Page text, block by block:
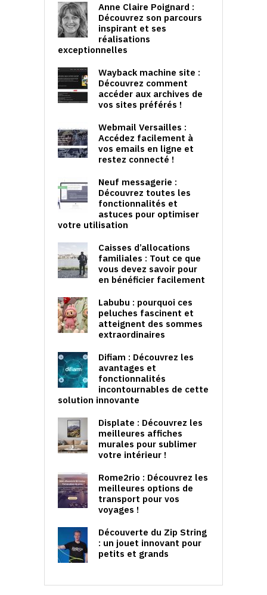
Anne Claire Poignard :
Découvrez son parcours
inspirant et ses
réalisations
exceptionnelles
Wayback machine site :
Découvrez comment
accéder aux archives de
vos sites préférés !
Webmail Versailles :
Accédez facilement à
vos emails en ligne et
restez connecté !
Neuf messagerie :
Découvrez toutes les
fonctionnalités et
astuces pour optimiser
votre utilisation
Caisses d’allocations
familiales : Tout ce que
vous devez savoir pour
en bénéficier facilement
Labubu : pourquoi ces
peluches fascinent et
atteignent des sommes
extraordinaires
Difiam : Découvrez les
avantages et
fonctionnalités
incontournables de cette
solution innovante
Displate : Découvrez les
meilleures affiches
murales pour sublimer
votre intérieur !
Rome2rio : Découvrez les
meilleures options de
transport pour vos
voyages !
Découverte du Zip String
: un jouet innovant pour
petits et grands